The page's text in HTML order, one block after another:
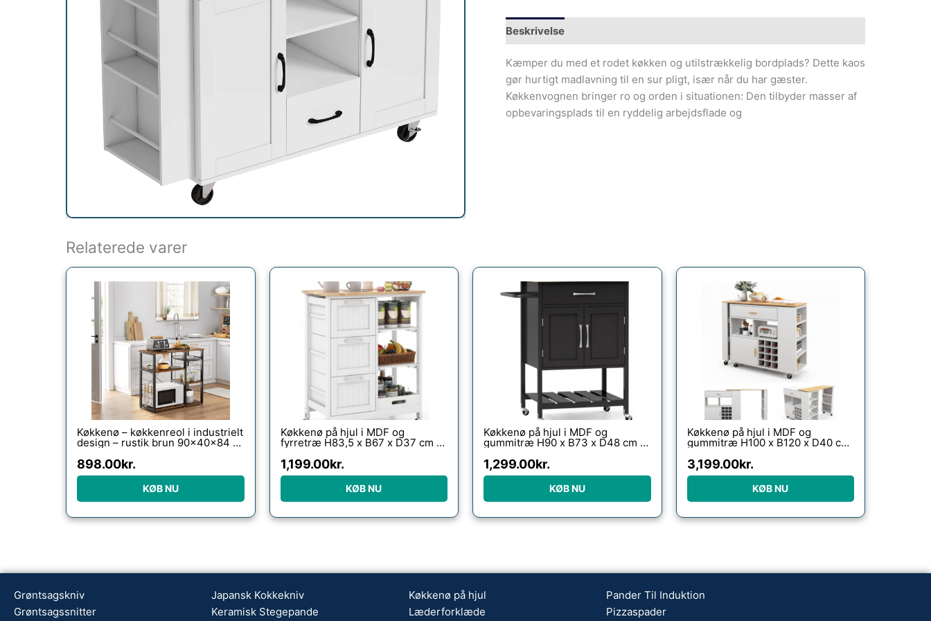
Beskrivelse
Kæmper du med et rodet køkken og utilstrækkelig bordplads? Dette kaos
gør hurtigt madlavning til en sur pligt, især når du har gæster.
Køkkenvognen bringer ro og orden i situationen: Den tilbyder masser af
opbevaringsplads til en ryddelig arbejdsflade og
Relaterede varer
Køkkenø – køkkenreol i industrielt
design – rustik brun 90x40x84 –
898.00kr.
KØB NU
Køkkenø på hjul i MDF og
fyrretræ H83,5 x B67 x D37 cm –
1,199.00kr.
KØB NU
Køkkenø på hjul i MDF og
gummitræ H90 x B73 x D48 cm –
1,299.00kr.
KØB NU
Køkkenø på hjul i MDF og
gummitræ H100 x B120 x D40 cm
3,199.00kr.
KØB NU
Grøntsagskniv
Grøntsagssnitter
Japansk Kokkekniv
Keramisk Stegepande
Køkkenø på hjul
Læderforklæde
Pander Til Induktion
Pizzaspader